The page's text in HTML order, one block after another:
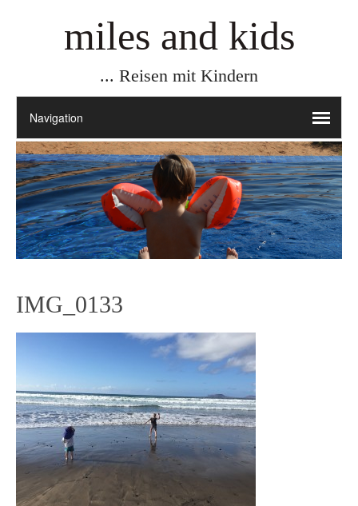
miles and kids
... Reisen mit Kindern
IMG_0133